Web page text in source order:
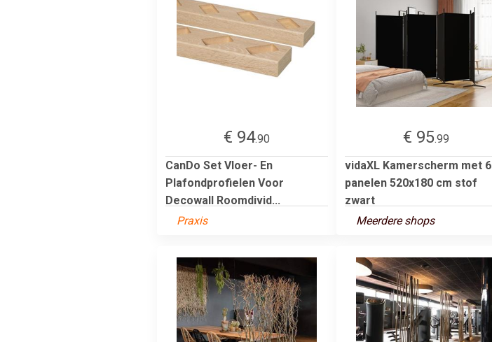
€ 94.90
CanDo Set Vloer- En
Plafondprofielen Voor
Decowall Roomdivid...
Praxis
€ 95.99
vidaXL Kamerscherm met 6
panelen 520x180 cm stof
zwart
Meerdere shops